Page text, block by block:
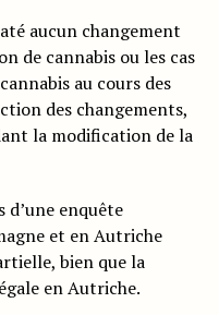
aucun changement
de cannabis ou les cas
au cours des
des changements,
la modification de la
d’une enquête
et en Autriche
bien que la
en Autriche.